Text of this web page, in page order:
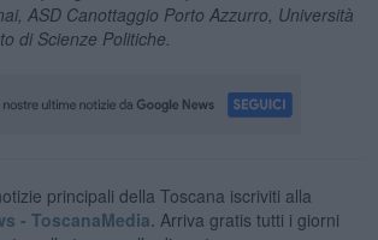
ASD Canottaggio Porto Azzurro, Università
di Scienze Politiche.
principali della Toscana iscriviti alla
- ToscanaMedia. Arriva gratis tutti i giorni